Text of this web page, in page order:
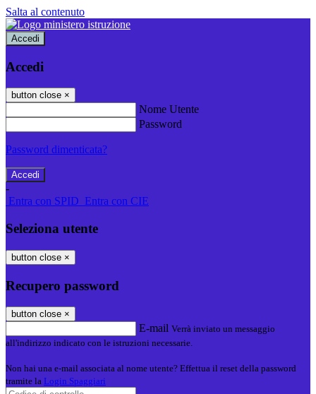
Salta al contenuto
Accedi
Accedi
button close ×
Nome Utente
Password
Password dimenticata?
-
Entra con SPID Entra con CIE
Seleziona utente
button close ×
Recupero password
button close ×
E-mail Verrà inviato un messaggio
all'indirizzo indicato con le istruzioni necessarie.
Non hai una e-mail associata al nome utente? Effettua il reset della password
tramite la Login Spaggiari